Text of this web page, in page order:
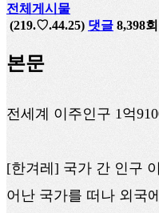
전체게시물
(219.♡.44.25) 댓글 8,398회
본문
전세계 이주인구 1억
[한겨레] 국가 간 인구
어난 국가를 떠나 외국